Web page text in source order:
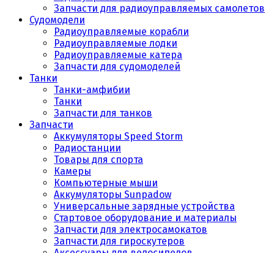
Запчасти для радиоуправляемых самолетов
Судомодели
Радиоуправляемые корабли
Радиоуправляемые лодки
Радиоуправляемые катера
Запчасти для судомоделей
Танки
Танки-амфибии
Танки
Запчасти для танков
Запчасти
Аккумуляторы Speed Storm
Радиостанции
Товары для спорта
Камеры
Компьютерные мыши
Аккумуляторы Sunpadow
Универсальные зарядные устройства
Стартовое оборудование и материалы
Запчасти для электросамокатов
Запчасти для гироскутеров